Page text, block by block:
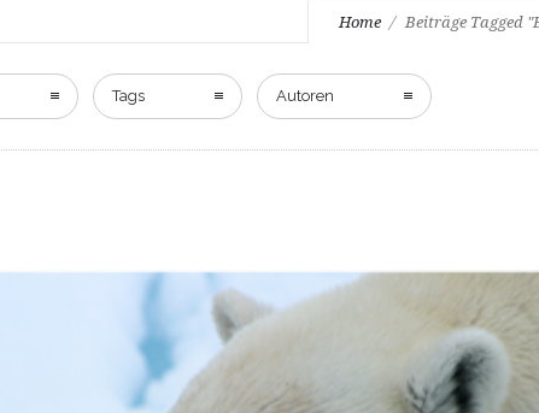
Home Beiträge Tagged
Tags Autoren